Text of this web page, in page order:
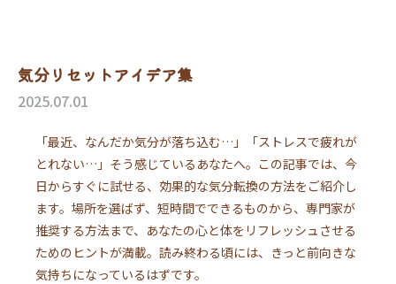
気分リセットアイデア集
2025.07.01
「最近、なんだか気分が落ち込む…」「ストレスで疲れが
とれない…」そう感じているあなたへ。この記事では、今
日からすぐに試せる、効果的な気分転換の方法をご紹介し
ます。場所を選ばず、短時間でできるものから、専門家が
推奨する方法まで、あなたの心と体をリフレッシュさせる
ためのヒントが満載。読み終わる頃には、きっと前向きな
気持ちになっているはずです。